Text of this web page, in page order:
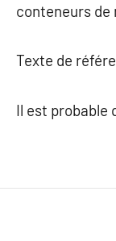
conteneurs de
Texte de
Il est probable